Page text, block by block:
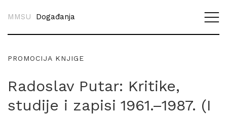
MMSU Događanja
PROMOCIJA KNJIGE
Radoslav Putar: Kritike,
studije i zapisi 1961.–1987. (I